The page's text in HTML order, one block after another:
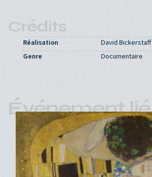
Crédits
Réalisation
David Bickerstaff
Genre
Documentaire
Événement lié